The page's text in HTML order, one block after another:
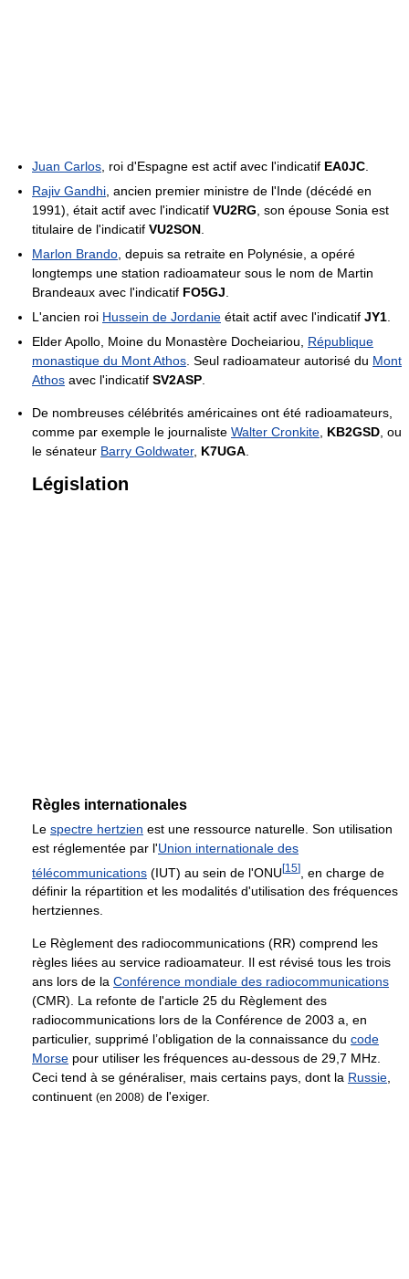
Juan Carlos , roi d'Espagne est actif avec l'indicatif EA0JC
Rajiv Gandhi , ancien premier ministre de l'Inde (décédé en
1991), était actif avec l'indicatif VU2RG , son épouse Sonia est
titulaire de l'indicatif VU2SON
Marlon Brando , depuis sa retraite en Polynésie, a opéré
longtemps une station radioamateur sous le nom de Martin
Brandeaux avec l'indicatif FO5GJ
L'ancien roi Hussein de Jordanie était actif avec l'indicatif JY1
Elder Apollo, Moine du Monastère Docheiariou, République
monastique du Mont Athos . Seul radioamateur autorisé du Mont
Athos avec l'indicatif SV2ASP
De nombreuses célébrités américaines ont été radioamateurs,
comme par exemple le journaliste Walter Cronkite KB2GSD , ou
le sénateur Barry Goldwater, K7UGA
Législation
Règles internationales
Le spectre hertzien est une ressource naturelle. Son utilisation
est réglementée par l'Union internationale des
télécommunications (IUT) au sein de l'ONU[15]
, en charge de
définir la répartition et les modalités d'utilisation des fréquences
hertziennes.
Le Règlement des radiocommunications (RR) comprend les
règles liées au service radioamateur. Il est révisé tous les trois
ans lors de la Conférence mondiale des radiocommunications
(CMR). La refonte de l'article 25 du Règlement des
radiocommunications lors de la Conférence de 2003 a, en
particulier, supprimé l’obligation de la connaissance du code
Morse pour utiliser les fréquences au-dessous de 29,7 MHz.
Ceci tend à se généraliser, mais certains pays, dont la Russie,
continuent (en 2008) de l'exiger.